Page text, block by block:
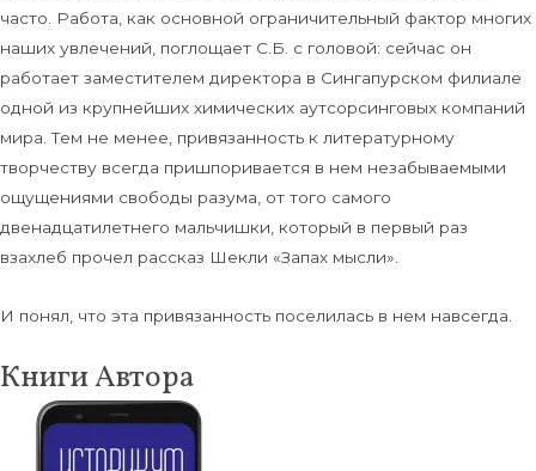
часто. Работа, как основной ограничительный фактор многих
наших увлечений, поглощает С.Б. с головой: сейчас он
работает заместителем директора в Сингапурском филиале
одной из крупнейших химических аутсорсинговых компаний
мира. Тем не менее, привязанность к литературному
творчеству всегда пришпоривается в нем незабываемыми
ощущениями свободы разума, от того самого
двенадцатилетнего мальчишки, который в первый раз
взахлеб прочел рассказ Шекли «Запах мысли».
И понял, что эта привязанность поселилась в нем навсегда.
Книги Автора